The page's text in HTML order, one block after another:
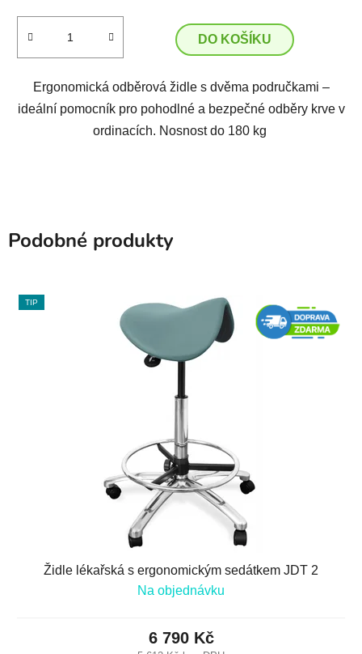
DO KOŠÍKU
Ergonomická odběrová židle s dvěma područkami –
ideální pomocník pro pohodlné a bezpečné odběry krve v
ordinacích. Nosnost do 180 kg
Podobné produkty
TIP
Židle lékařská s ergonomickým sedátkem JDT 2
Na objednávku
6 790 Kč